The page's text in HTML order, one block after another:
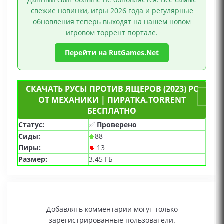
свежие новинки, игры 2026 года и регулярные
обновления теперь выходят на нашем новом
игровом торрент портале.
Перейти на RutGames.Net
СКАЧАТЬ РУСЫ ПРОТИВ ЯЩЕРОВ (2023) PC
ОТ МЕХАНИКИ | ПИРАТКА.TORRENT
БЕСПЛАТНО
Статус: ✅ Проверено
Сиды:
88
Пиры:
13
Размер:
3.45 ГБ
Добавлять комментарии могут только
зарегистрированные пользователи.